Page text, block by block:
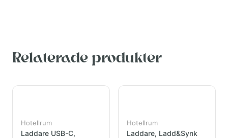
Relaterade produkter
Hotellrum
Laddare USB-C,
Hotellrum
Laddare, Ladd&Synk